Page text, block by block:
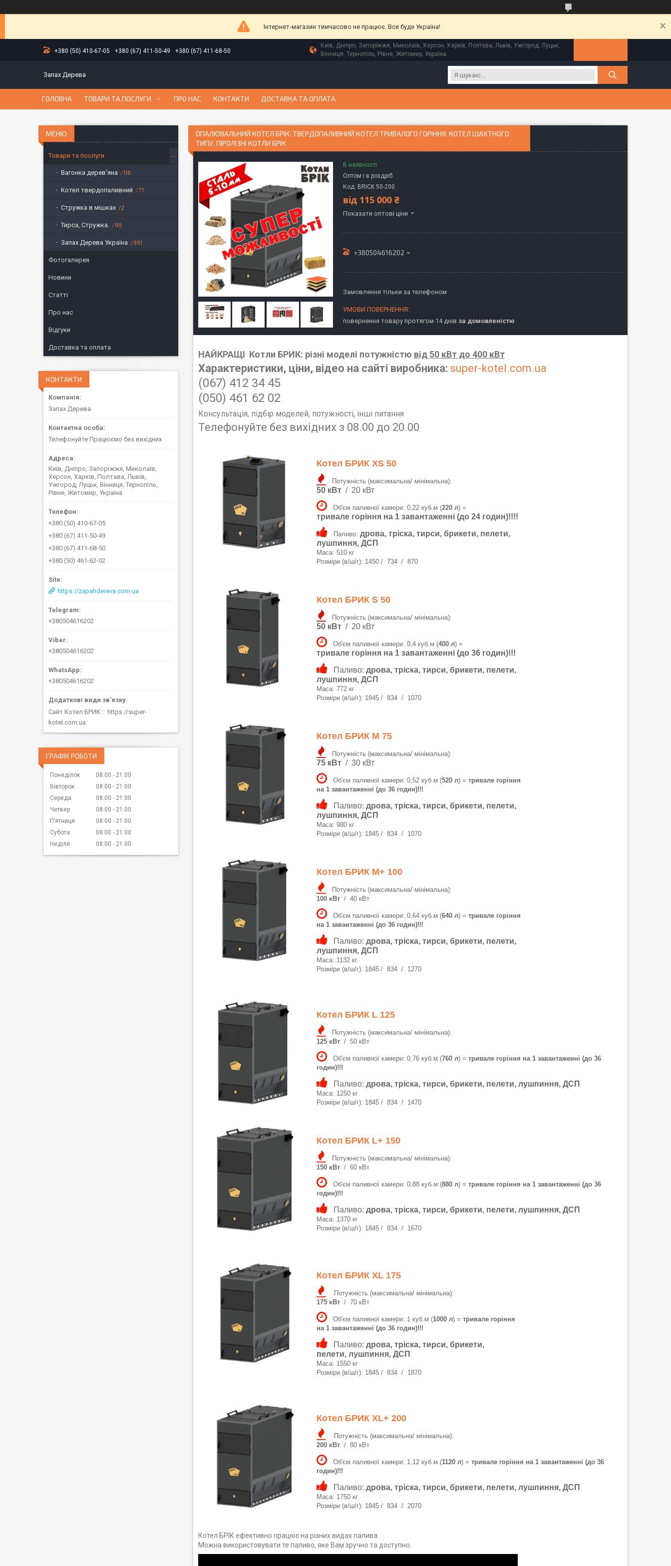
Інтернет-магазин тимчасово не працює. Все буде Україна!
+380 (50) 410-67-05 +380 (67) 411-50-49 +380 (67) 411-68-50
Київ, Дніпро, Запоріжжя, Миколаїв, Херсон, Харків, Полтава, Львів, Ужгород, Луцьк,
Вінниця, Тернопіль, Рівне, Житомир, Україна
Запах Дерева
ГОЛОВНА ТОВАРИ ТА ПОСЛУГИ ПРО НАС КОНТАКТИ ДОСТАВКА ТА ОПЛАТА
ОПАЛЮВАЛЬНИЙ КОТЕЛ БРІК: ТВЕРДОПАЛИВНИЙ КОТЕЛ ТРИВАЛОГО ГОРІННЯ. КОТЕЛ ШАХТНОГО
ТИПУ. ПІРОЛІЗНІ КОТЛИ БРІК
В наявності
Оптом і в роздріб
Код: BRICK 50-200
від 115 000 ₴
Показати оптові ціни
+380504616202
Замовлення тільки за телефоном
повернення товару протягом 14 днів за домовленістю
НАЙКРАЩІ Котли БРИК: різні моделі потужністю від 50 кВт до 400 кВт
Характеристики, ціни, відео на сайті виробника: super-kotel.com.ua
(067) 412 34 45
(050) 461 62 02
Консультація, підбір моделей, потужності, інші питання
Телефонуйте без вихідних з 08.00 до 20.00
Котел БРИК XS 50
Потужність (максимальна/ мінімальна):
50 кВт / 20 кВт
Об'єм паливної камери: 0,22 куб.м (220 л) =
тривале горіння на 1 завантаженні (до 24 годин)!!!!
Паливо: дрова, тріска, тирси, брикети, пелети,
лушпиння, ДСП
Маса: 510 кг
Розміри (в/ш/г): 1450 / 734 / 870
Котел БРИК S 50
Потужність (максимальна/ мінімальна):
50 кВт / 20 кВт
Об'єм паливної камери: 0,4 куб.м (400 л) =
тривале горіння на 1 завантаженні (до 36 годин)!!!
Паливо: дрова, тріска, тирси, брикети, пелети,
лушпиння, ДСП
Маса: 772 кг
Розміри (в/ш/г): 1845 / 834 / 1070
Котел БРИК M 75
Потужність (максимальна/ мінімальна):
75 кВт / 30 кВт
Об'єм паливної камери: 0,52 куб.м (520 л) = тривале горіння
на 1 завантаженні (до 36 годин)!!!
Паливо: дрова, тріска, тирси, брикети, пелети,
лушпиння, ДСП
Маса: 980 кг
Розміри (в/ш/г): 1845 / 834 / 1070
Котел БРИК M+ 100
Потужність (максимальна/ мінімальна):
100 кВт / 40 кВт
Об'єм паливної камери: 0,64 куб.м (640 л) = тривале горіння
на 1 завантаженні (до 36 годин)!!!
Паливо: дрова, тріска, тирси, брикети, пелети,
лушпиння, ДСП
Маса: 1132 кг
Розміри (в/ш/г): 1845 / 834 / 1270
Котел БРИК L 125
Потужність (максимальна/ мінімальна):
125 кВт / 50 кВт
Об'єм паливної камери: 0,76 куб.м (760 л) = тривале горіння на 1 завантаженні (до 36
годин)!!!
Паливо: дрова, тріска, тирси, брикети, пелети, лушпиння, ДСП
Маса: 1250 кг
Розміри (в/ш/г): 1845 / 834 / 1470
Котел БРИК L+ 150
Потужність (максимальна/ мінімальна):
150 кВт / 60 кВт
Об'єм паливної камери: 0,88 куб.м (880 л) = тривале горіння на 1 завантаженні (до 36
годин)!!!
Паливо: дрова, тріска, тирси, брикети, пелети, лушпиння, ДСП
Маса: 1370 кг
Розміри (в/ш/г): 1845 / 834 / 1670
Котел БРИК XL 175
Потужність (максимальна/ мінімальна):
175 кВт / 70 кВт
Об'єм паливної камери: 1 куб.м (1000 л) = тривале горіння
на 1 завантаженні (до 36 годин)!!!
Паливо: дрова, тріска, тирси, брикети,
пелети, лушпиння, ДСП
Маса: 1550 кг
Розміри (в/ш/г): 1845 / 834 / 1870
Котел БРИК XL+ 200
Потужність (максимальна/ мінімальна):
200 кВт / 80 кВт
Об'єм паливної камери: 1,12 куб.м (1120 л) = тривале горіння на 1 завантаженні (до 36
годин)!!!
Паливо: дрова, тріска, тирси, брикети, пелети, лушпиння, ДСП
Маса: 1750 кг
Розміри (в/ш/г): 1845 / 834 / 2070
Котел БРІК ефективно працює на різних видах палива.
Можна використовувати те паливо, яке Вам зручно та доступно.
Товари та послуги
Вагонка дерев'яна 118
Котел твердопаливний 77
Стружка в мішках 2
Тирса, Стружка. 90
Запах Дерева Україна 991
Фотогалерея
Новини
Статті
Про нас
Відгуки
Доставка та оплата
КОНТАКТИ
Запах Дерева
Телефонуйте Працюємо без вихідних
Київ, Дніпро, Запоріжжя, Миколаїв,
Херсон, Харків, Полтава, Львів,
Ужгород, Луцьк, Вінниця, Тернопіль,
Рівне, Житомир, Україна
+380 (50) 410-67-05
+380 (67) 411-50-49
+380 (67) 411-68-50
+380 (50) 461-62-02
https://zapahdereva.com.ua
+380504616202
+380504616202
+380504616202
Сайт Котел БРИК
https://super-
kotel.com.ua
ГРАФІК РОБОТИ
Понеділок 08:00
21:00
Вівторок
08:00
21:00
Середа
08:00
21:00
Четвер
08:00
21:00
Пʼятниця
08:00
21:00
Субота
08:00
21:00
Неділя
08:00 21:00